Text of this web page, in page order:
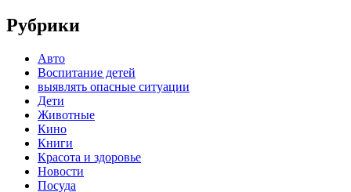
Рубрики
Авто
Воспитание детей
выявлять опасные ситуации
Дети
Животные
Кино
Книги
Красота и здоровье
Новости
Посуда